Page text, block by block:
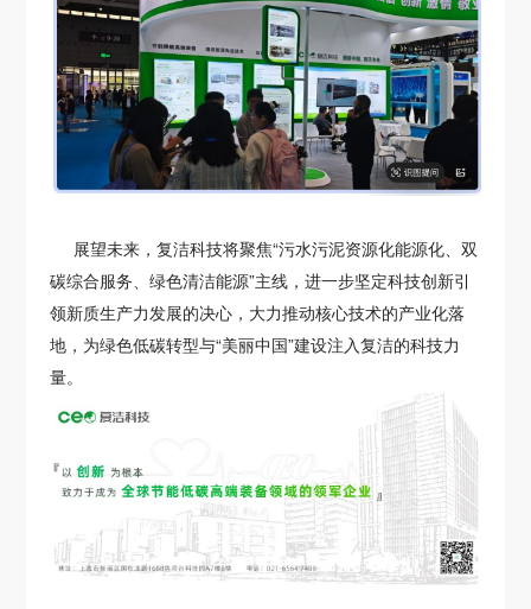
展望未来，复洁科技将聚焦“污水污泥资源化能源化、双
碳综合服务、绿色清洁能源”主线，进一步坚定科技创新引
领新质生产力发展的决心，大力推动核心技术的产业化落
地，为绿色低碳转型与“美丽中国”建设注入复洁的科技力
量。